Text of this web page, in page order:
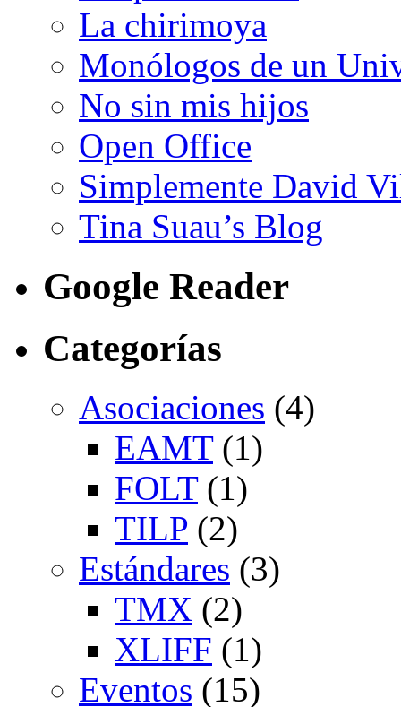
La chirimoya
Monólogos de un
No sin mis hijos
Open Office
Simplemente David
Tina Suau’s Blog
Google Reader
Categorías
Asociaciones (4)
EAMT(1)
FOLT(1)
TILP (2)
Estándares (3)
TMX (2)
XLIFF (1)
Eventos (15)